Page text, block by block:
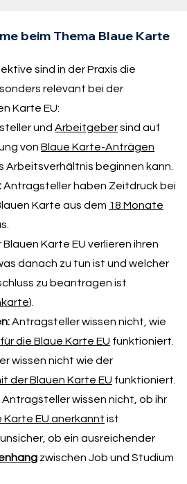
beim Thema Blaue Karte
sind in der Praxis die
relevant bei der
Karte EU:
undArbeitgebersind auf
vonBlaue Karte-Anträgen
Arbeitsverhältnis beginnen kann.
Antragsteller haben Zeitdruck bei
Karte aus dem 18 Monate
Karte EU verlieren ihren
danach zu tun ist und welcher
zu beantragen ist
).
Antragsteller wissen nicht, wie
die Blaue Karte EU funktioniert.
wissen nicht wie der
der Blauen Karte EU funktioniert.
Antragsteller wissen nicht, ob ihr
Karte EU anerkannt ist
ob ein ausreichender
zwischen Job und Studium